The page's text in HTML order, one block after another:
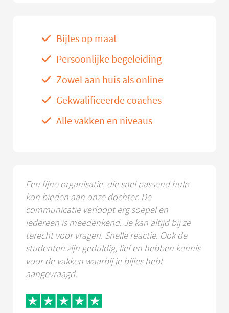
Bijles op maat
Persoonlijke begeleiding
Zowel aan huis als online
Gekwalificeerde coaches
Alle vakken en niveaus
Een fijne organisatie, die snel passend hulp
kon bieden aan onze dochter. De
communicatie verloopt erg soepel en
iedereen is meedenkend. Je kan altijd bij ze
terecht voor vragen. Snelle reactie. Ook de
studenten zijn geduldig, lief en hebben kennis
voor de vakken waarbij je bijles hebt
aangevraagd.